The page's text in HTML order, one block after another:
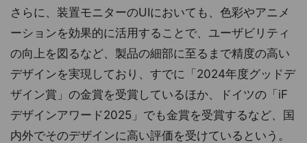
さらに、装置モニターのUIにおいても、色彩やアニメ
ーションを効果的に活用することで、ユーザビリティ
の向上を図るなど、製品の細部に至るまで精度の高い
デザインを実現しており、すでに「2024年度グッドデ
ザイン賞」の金賞を受賞しているほか、ドイツの「iF
デザインアワード2025」でも金賞を受賞するなど、国
内外でそのデザインに高い評価を受けているという。